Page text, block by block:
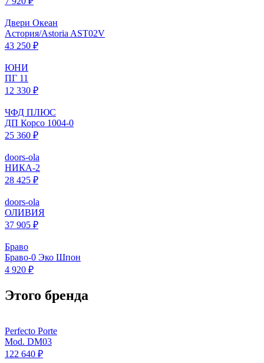
Двери Океан
Астория/Astoria AST02V
43 250 ₽
ЮНИ
ПГ 11
12 330 ₽
ЧФД ПЛЮС
ДП Корсо 1004-0
25 360 ₽
doors-ola
НИКА-2
28 425 ₽
doors-ola
ОЛИВИЯ
37 905 ₽
Браво
Браво-0 Эко Шпон
4 920 ₽
Этого бренда
Perfecto Porte
Mod. DM03
122 640 ₽